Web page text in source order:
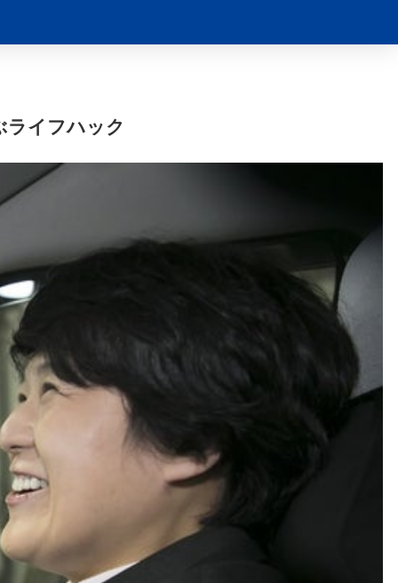
ライフハック